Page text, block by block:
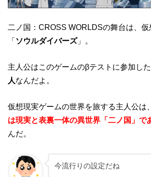
二ノ国：CROSS WORLDSの舞台は、仮
「ソウルダイバーズ」。
主人公はこのゲームのβテストに参加した
人なんだよ。
仮想現実ゲームの世界を旅する主人公は、
は現実と表裏一体の異世界「二ノ国」で
んだ。
今流行りの設定だね